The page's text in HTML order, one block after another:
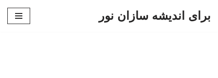
برای اندیشه سازان نور